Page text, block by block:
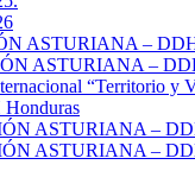
ASTURIANA –
ASTURIANA –
“Territorio y
ASTURIANA –
ASTURIANA –